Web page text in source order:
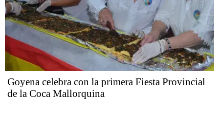
Goyena celebra con la primera Fiesta Provincial
de la Coca Mallorquina